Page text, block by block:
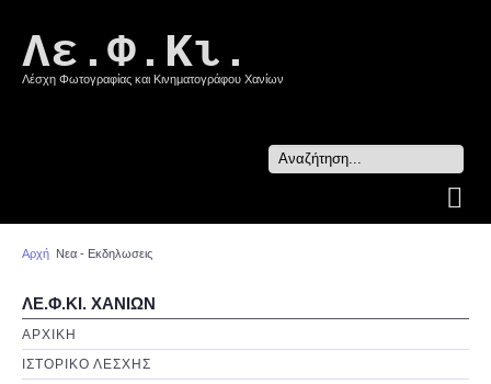
Λε.Φ.Κι.
Λέσχη Φωτογραφίας και Κινηματογράφου Χανίων
Search
...
Αρχή Νεα - Εκδηλωσεις
ΛΕ.Φ.ΚΙ. ΧΑΝΙΩΝ
ΑΡΧΙΚΗ
ΙΣΤΟΡΙΚΟ ΛΕΣΧΗΣ